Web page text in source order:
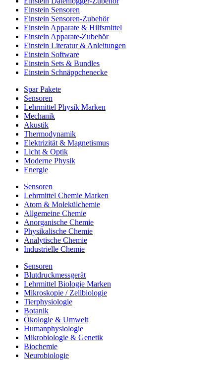
Einstein Sensoren
Einstein Sensoren-Zubehör
Einstein Apparate & Hilfsmittel
Einstein Apparate-Zubehör
Einstein Literatur & Anleitungen
Einstein Software
Einstein Sets & Bundles
Einstein Schnäppchenecke
Spar Pakete
Sensoren
Lehrmittel Physik Marken
Mechanik
Akustik
Thermodynamik
Elektrizität & Magnetismus
Licht & Optik
Moderne Physik
Energie
Sensoren
Lehrmittel Chemie Marken
Atom & Molekülchemie
Allgemeine Chemie
Anorganische Chemie
Physikalische Chemie
Analytische Chemie
Industrielle Chemie
Sensoren
Blutdruckmessgerät
Lehrmittel Biologie Marken
Mikroskopie / Zellbiologie
Tierphysiologie
Botanik
Ökologie & Umwelt
Humanphysiologie
Mikrobiologie & Genetik
Biochemie
Neurobiologie